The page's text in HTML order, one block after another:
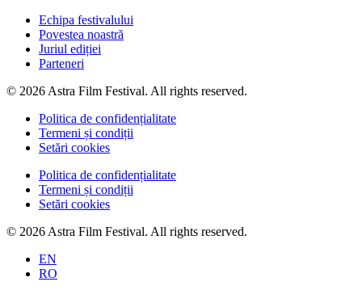
Echipa festivalului
Povestea noastră
Juriul ediției
Parteneri
© 2026 Astra Film Festival. All rights reserved.
Politica de confidențialitate
Termeni și condiții
Setări cookies
Politica de confidențialitate
Termeni și condiții
Setări cookies
© 2026 Astra Film Festival. All rights reserved.
EN
RO